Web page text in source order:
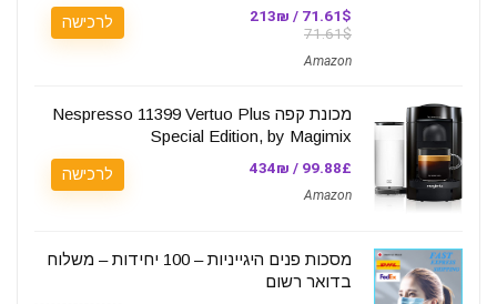
71.61$ / 213₪
71.61$
Amazon
לרכישה
מכונת קפה Nespresso 11399 Vertuo Plus
Special Edition, by Magimix
99.88£ / 434₪
Amazon
לרכישה
מסכות פנים היגייניות – 100 יחידות – משלוח
בדואר רשום